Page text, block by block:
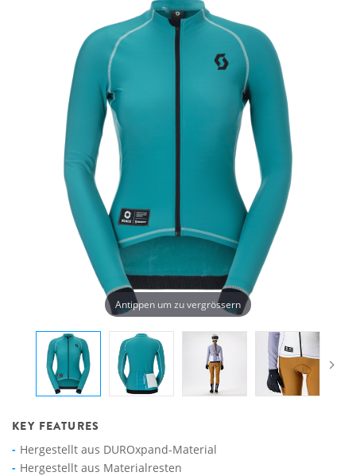
Antippen um zu vergrössern
KEY FEATURES
Hergestellt aus DUROxpand-Material
Hergestellt aus Materialresten